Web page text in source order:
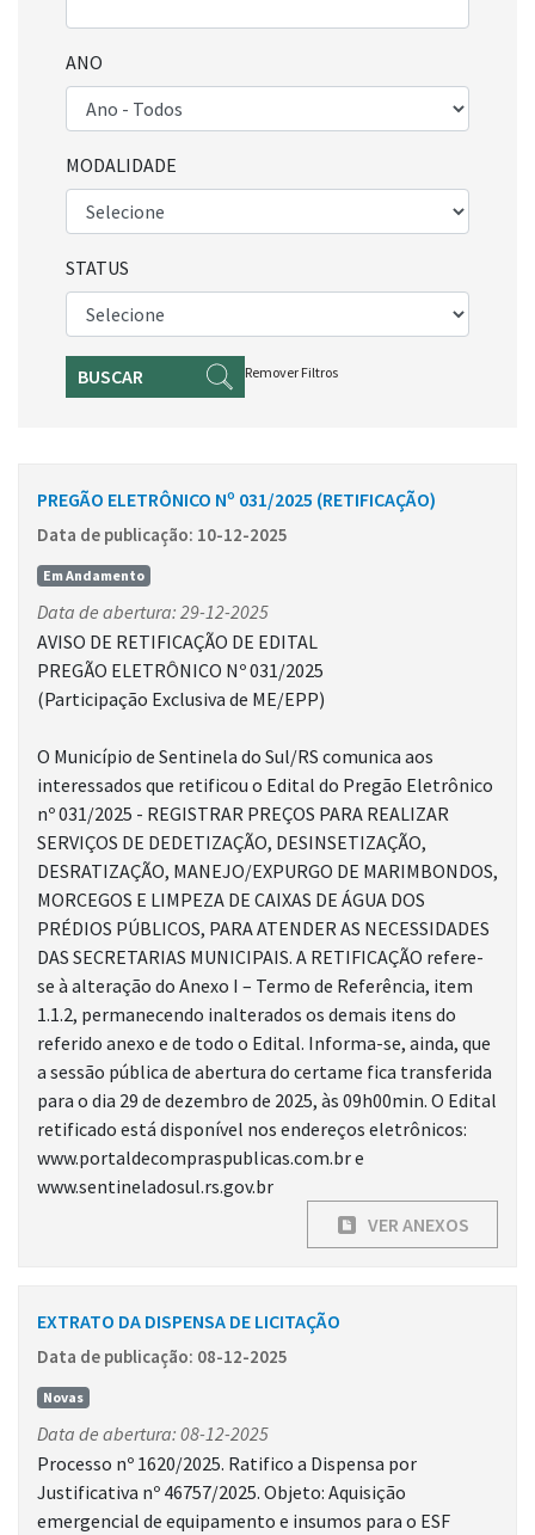
ANO
MODALIDADE
STATUS
BUSCAR Remover Filtros
PREGÃO ELETRÔNICO Nº 031/2025 (RETIFICAÇÃO)
Data de publicação: 10-12-2025
Em Andamento
Data de abertura: 29-12-2025
AVISO DE RETIFICAÇÃO DE EDITAL
PREGÃO ELETRÔNICO Nº 031/2025
(Participação Exclusiva de ME/EPP)
O Município de Sentinela do Sul/RS comunica aos
interessados que retificou o Edital do Pregão Eletrônico
nº 031/2025 - REGISTRAR PREÇOS PARA REALIZAR
SERVIÇOS DE DEDETIZAÇÃO, DESINSETIZAÇÃO,
DESRATIZAÇÃO, MANEJO/EXPURGO DE MARIMBONDOS,
MORCEGOS E LIMPEZA DE CAIXAS DE ÁGUA DOS
PRÉDIOS PÚBLICOS, PARA ATENDER AS NECESSIDADES
DAS SECRETARIAS MUNICIPAIS. A RETIFICAÇÃO refere-
se à alteração do Anexo I – Termo de Referência, item
1.1.2, permanecendo inalterados os demais itens do
referido anexo e de todo o Edital. Informa-se, ainda, que
a sessão pública de abertura do certame fica transferida
para o dia 29 de dezembro de 2025, às 09h00min. O Edital
retificado está disponível nos endereços eletrônicos:
www.portaldecompraspublicas.com.br e
www.sentineladosul.rs.gov.br
VER ANEXOS
EXTRATO DA DISPENSA DE LICITAÇÃO
Data de publicação: 08-12-2025
Novas
Data de abertura: 08-12-2025
Processo nº 1620/2025. Ratifico a Dispensa por
Justificativa nº 46757/2025. Objeto: Aquisição
emergencial de equipamento e insumos para o ESF